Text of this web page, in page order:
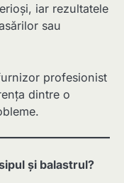
iar rezultatele
sau
profesionist
dintre o
și balastrul?